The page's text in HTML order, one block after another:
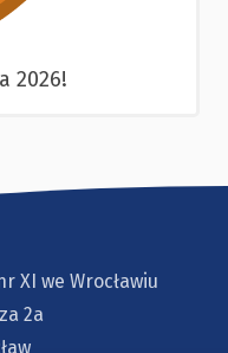
2026!
XI we Wrocławiu
2a